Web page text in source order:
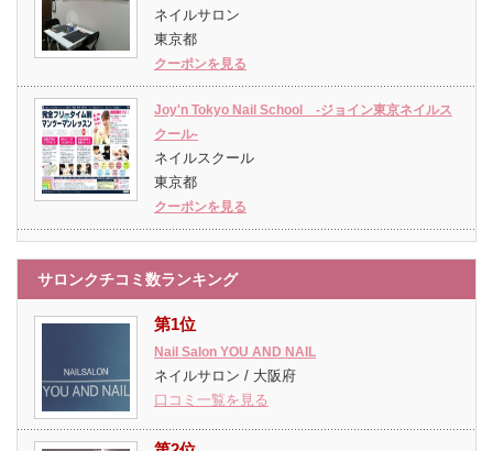
ネイルサロン
東京都
クーポンを見る
Joy'n Tokyo Nail School -ジョイン東京ネイルス
クール-
ネイルスクール
東京都
クーポンを見る
サロンクチコミ数ランキング
第1位
Nail Salon YOU AND NAIL
ネイルサロン / 大阪府
口コミ一覧を見る